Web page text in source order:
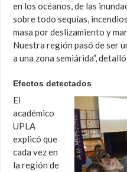
en los océanos, de las
sobre todo sequías,
masa por deslizamiento y
Nuestra región pasó de ser
a una zona semiárida”,
Efectos detectados
El
académico
UPLA
explicó que
cada vez en
la región de